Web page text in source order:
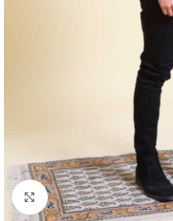
Klick zum Vergrößern